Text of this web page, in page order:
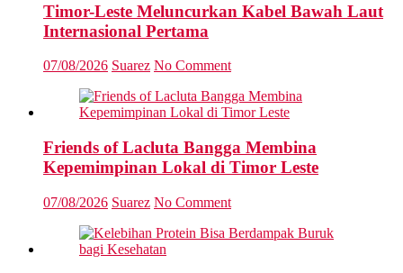
Timor-Leste Meluncurkan Kabel Bawah Laut
Internasional Pertama
07/08/2026 Suarez No Comment
Friends of Lacluta Bangga Membina
Kepemimpinan Lokal di Timor Leste
07/08/2026 Suarez No Comment